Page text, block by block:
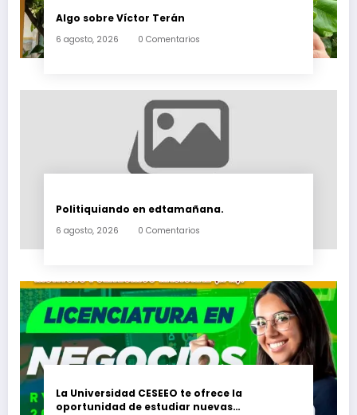
Algo sobre Víctor Terán
6 agosto, 2026 0 Comentarios
Politiquiando en edtamañana.
6 agosto, 2026 0 Comentarios
La Universidad CESEEO te ofrece la
oportunidad de estudiar nuevas